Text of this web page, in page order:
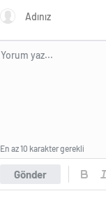
Gönder
En az 10 karakter gerekli